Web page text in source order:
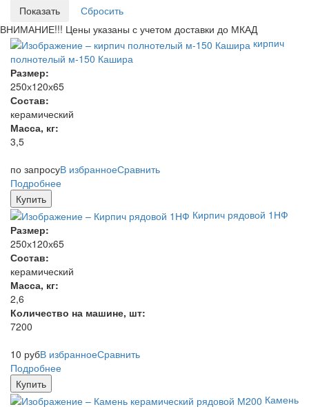
ВНИМАНИЕ!!! Цены указаны с учетом доставки до МКАД
кирпич
полнотелый м-150 Кашира
Размер:
250х120х65
Состав:
керамический
Масса, кг:
3,5
по запросуВ избранноеСравнить
Подробнее
Купить
Кирпич рядовой 1НФ
Размер:
250х120х65
Состав:
керамический
Масса, кг:
2,6
Количество на машине, шт:
7200
10 рубВ избранноеСравнить
Подробнее
Купить
Камень